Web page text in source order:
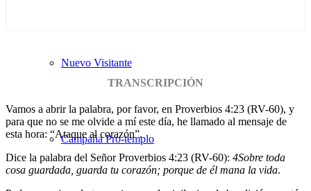
Nuevo Visitante
Campaña Pro-templo
TRANSCRIPCIÓN
Vamos a abrir la palabra, por favor, en Proverbios 4:23 (RV-60), y
para que no se me olvide a mí este día, he llamado al mensaje de
esta hora: “Ataque al corazón”.
Dice la palabra del Señor Proverbios 4:23 (RV-60): 4Sobre toda
cosa guardada, guarda tu corazón; porque de él mana la vida.